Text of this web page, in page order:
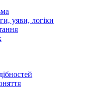
уяви, логіки